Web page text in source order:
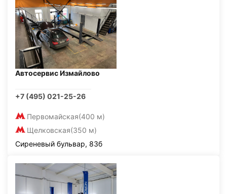
Автосервис Измайлово
+7 (495) 021-25-26
Первомайская(400 м)
Щелковская(350 м)
Сиреневый бульвар, 83б